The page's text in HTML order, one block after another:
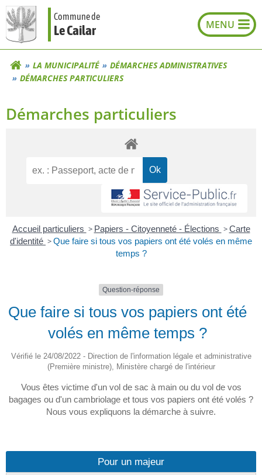
Aller
au
contenu
Commune de
Le Cailar
LA MUNICIPALITÉ
DÉMARCHES ADMINISTRATIVES
DÉMARCHES PARTICULIERS
Démarches particuliers
Accueil particuliers > Papiers - Citoyenneté - Élections > Carte
d'identité >Que faire si tous vos papiers ont été volés en même
temps ?
Question-réponse
Que faire si tous vos papiers ont été
volés en même temps ?
Vérifié le 24/08/2022 - Direction de l'information légale et administrative
(Première ministre), Ministère chargé de l'intérieur
Vous êtes victime d'un vol de sac à main ou du vol de vos
bagages ou d'un cambriolage et tous vos papiers ont été volés ?
Nous vous expliquons la démarche à suivre.
Pour un majeur